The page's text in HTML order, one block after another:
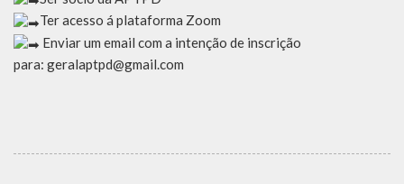
Ter acesso á plataforma Zoom
Enviar um email com a intenção de inscrição
para: geralaptpd@gmail.com